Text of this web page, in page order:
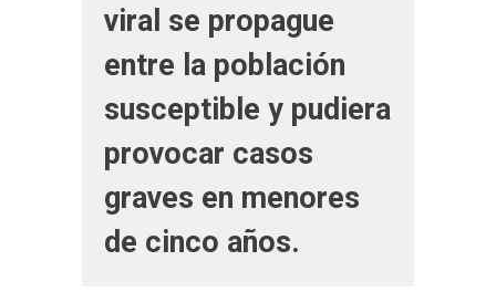
viral se propague
entre la población
susceptible y pudiera
provocar casos
graves en menores
de cinco años.